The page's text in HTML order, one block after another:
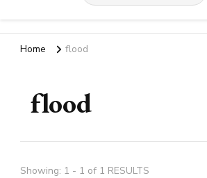
Home flood
flood
Showing: 1 - 1 of 1 RESULTS